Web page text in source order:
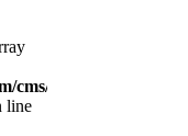
cms/wp-
line